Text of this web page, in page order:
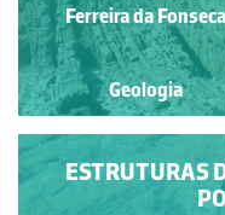
Ferreira da Fonseca
Geologia
ESTRUTURAS
Ferreira da Fonseca
Geologia